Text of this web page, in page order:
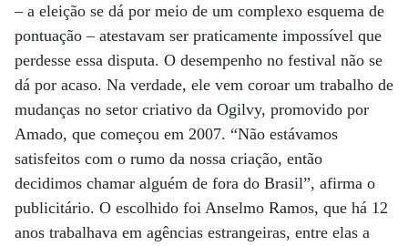
– a eleição se dá por meio de um complexo esquema de
pontuação – atestavam ser praticamente impossível que
perdesse essa disputa. O desempenho no festival não se
dá por acaso. Na verdade, ele vem coroar um trabalho de
mudanças no setor criativo da Ogilvy, promovido por
Amado, que começou em 2007. “Não estávamos
satisfeitos com o rumo da nossa criação, então
decidimos chamar alguém de fora do Brasil”, afirma o
publicitário. O escolhido foi Anselmo Ramos, que há 12
anos trabalhava em agências estrangeiras, entre elas a